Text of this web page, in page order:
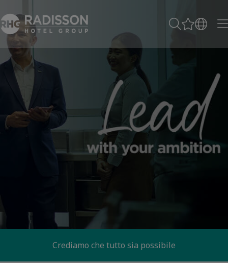
Crediamo che tutto sia possibile
Lead with your